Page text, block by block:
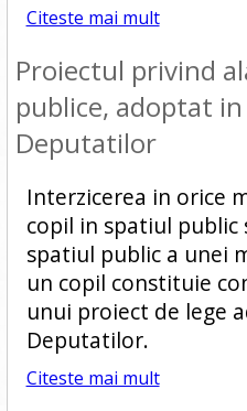
Citeste mai mult
Proiectul privind
publice, adoptat in
Deputatilor
Interzicerea in orice
copil in spatiul public
spatiul public a unei
un copil constituie
unui proiect de lege
Deputatilor.
Citeste mai mult